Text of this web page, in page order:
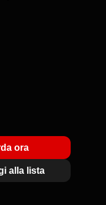
ora
alla lista